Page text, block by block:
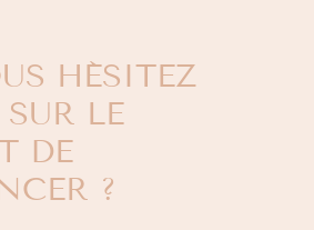
HÉSITEZ
LE
DE
?